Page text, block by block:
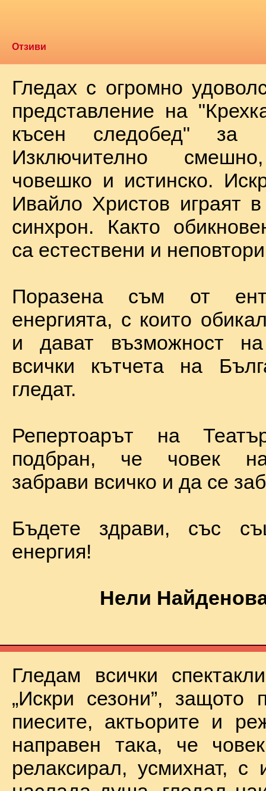
Отзиви
Гледах с огромно
представление на
късен следобед" за
Изключително
човешко и истинско.
Ивайло Христов играят
синхрон. Както
са естествени и
Поразена съм от
енергията, с които
и дават възможност
всички кътчета на
гледат.
Репертоарът на
подбран, че човек
забрави всичко и да се
Бъдете здрави, със
енергия!
Нели
Гледам всички
„Искри сезони”, защото
пиесите, актьорите и
направен така, че
релаксирал, усмихнат, с